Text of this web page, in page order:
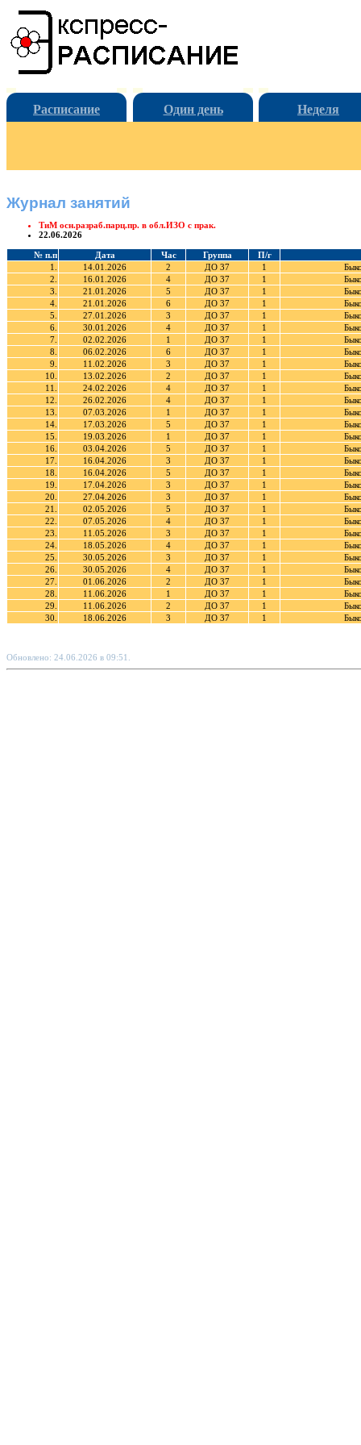
Расписание Один день Неделя
Журнал занятий
ТиМ осн.разраб.парц.пр. в обл.ИЗО с прак.
22.06.2026
№ п.п Дата Час Группа
П/г
1.
14.01.2026 2 ДО 37 1
2.
16.01.2026 4 ДО 37 1
3.
21.01.2026 5 ДО 37 1
4.
21.01.2026 6 ДО 37 1
5.
27.01.2026 3 ДО 37 1
6.
30.01.2026 4 ДО 37 1
7.
02.02.2026 1 ДО 37 1
8.
06.02.2026 6 ДО 37 1
9.
11.02.2026 3 ДО 37 1
10.
13.02.2026 2 ДО 37 1
11.
24.02.2026 4 ДО 37 1
12.
26.02.2026 4 ДО 37 1
13.
07.03.2026 1 ДО 37 1
14.
17.03.2026 5 ДО 37 1
15.
19.03.2026 1 ДО 37 1
16.
03.04.2026 5 ДО 37 1
17.
16.04.2026 3 ДО 37 1
18.
16.04.2026 5 ДО 37 1
19.
17.04.2026 3 ДО 37 1
20.
27.04.2026 3 ДО 37 1
21.
02.05.2026 5 ДО 37 1
22.
07.05.2026 4 ДО 37 1
23.
11.05.2026 3 ДО 37 1
24.
18.05.2026 4 ДО 37 1
25.
30.05.2026 3 ДО 37 1
26.
30.05.2026 4 ДО 37 1
27.
01.06.2026 2 ДО 37 1
28.
11.06.2026 1 ДО 37 1
29.
11.06.2026 2 ДО 37 1
30.
18.06.2026 3 ДО 37 1
Обновлено: 24.06.2026 в 09:51.